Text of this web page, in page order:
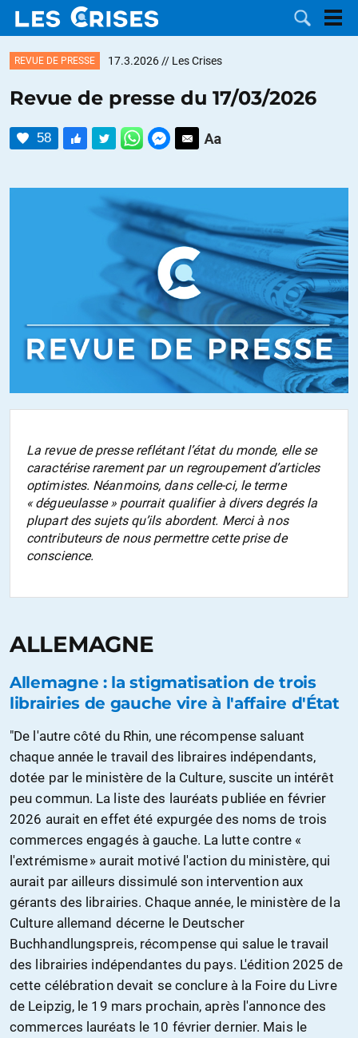
LES
REVUE DE PRESSE 17.3.2026 // Les Crises
Revue de presse du 17/03/2026
58
La revue de presse reflétant l’état du monde, elle se
caractérise rarement par un regroupement d’articles
optimistes. Néanmoins, dans celle-ci, le terme
« dégueulasse » pourrait qualifier à divers degrés la
plupart des sujets qu’ils abordent. Merci à nos
contributeurs de nous permettre cette prise de
conscience.
ALLEMAGNE
Allemagne : la stigmatisation de trois
librairies de gauche vire à l'affaire d'État
"De l'autre côté du Rhin, une récompense saluant
chaque année le travail des libraires indépendants,
dotée par le ministère de la Culture, suscite un intérêt
peu commun. La liste des lauréats publiée en février
2026 aurait en effet été expurgée des noms de trois
commerces engagés à gauche. La lutte contre «
l'extrémisme » aurait motivé l'action du ministère, qui
aurait par ailleurs dissimulé son intervention aux
gérants des librairies. Chaque année, le ministère de la
Culture allemand décerne le Deutscher
Buchhandlungspreis, récompense qui salue le travail
des librairies indépendantes du pays. L'édition 2025 de
cette célébration devait se conclure à la Foire du Livre
de Leipzig, le 19 mars prochain, après l'annonce des
commerces lauréats le 10 février dernier. Mais le